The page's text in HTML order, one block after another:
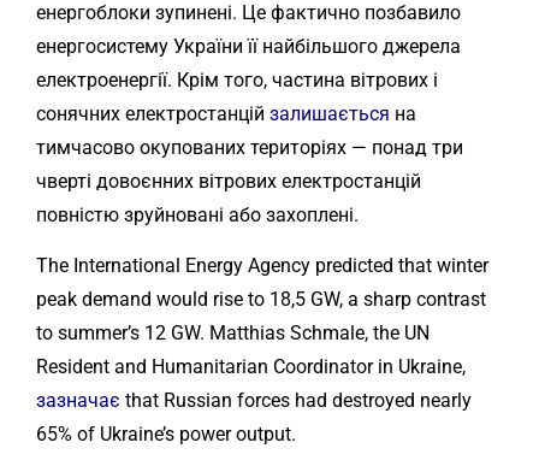
енергоблоки зупинені. Це фактично позбавило
енергосистему України її найбільшого джерела
електроенергії. Крім того, частина вітрових і
сонячних електростанцій залишається на
тимчасово окупованих територіях — понад три
чверті довоєнних вітрових електростанцій
повністю зруйновані або захоплені.
The International Energy Agency predicted that winter
peak demand would rise to 18,5 GW, a sharp contrast
to summer’s 12 GW. Matthias Schmale, the UN
Resident and Humanitarian Coordinator in Ukraine,
зазначає that Russian forces had destroyed nearly
65% of Ukraine’s power output.